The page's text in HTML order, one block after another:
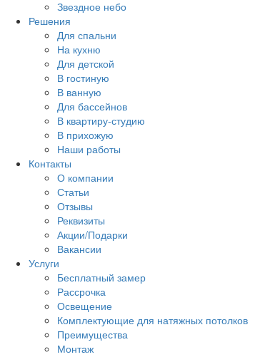
Звездное небо
Решения
Для спальни
На кухню
Для детской
В гостиную
В ванную
Для бассейнов
В квартиру-студию
В прихожую
Наши работы
Контакты
О компании
Статьи
Отзывы
Реквизиты
Акции/Подарки
Вакансии
Услуги
Бесплатный замер
Рассрочка
Освещение
Комплектующие для натяжных потолков
Преимущества
Монтаж